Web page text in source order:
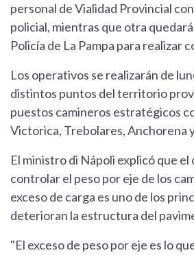
personal de Vialidad Provincial
policial, mientras que otra quedará
Policía de La Pampa para realizar
Los operativos se realizarán de
distintos puntos del territorio
puestos camineros estratégicos
Victorica, Trebolares, Anchorena
El ministro di Nápoli explicó que
controlar el peso por eje de los
exceso de carga es uno de los
deterioran la estructura del
"El exceso de peso por eje es lo